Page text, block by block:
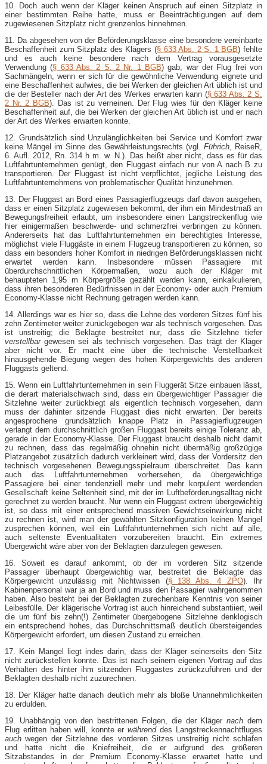
10. Doch auch wenn der Kläger keinen Anspruch auf einen Sitzplatz in
einer bestimmten Reihe hatte, muss er Beeinträchtigungen auf dem
zugewiesenen Sitzplatz nicht grenzenlos hinnehmen.
11. Da abgesehen von der Beförderungsklasse eine besondere vereinbarte
Beschaffenheit zum Sitzplatz des Klägers (§ 633 Abs. 2 S. 1 BGB) fehlte
und es auch keine besondere nach dem Vertrag vorausgesetzte
Verwendung (§ 633 Abs. 2 S. 2 Nr. 1 BGB) gab, war der Flug frei von
Sachmängeln, wenn er sich für die gewöhnliche Verwendung eignete und
eine Beschaffenheit aufwies, die bei Werken der gleichen Art üblich ist und
die der Besteller nach der Art des Werkes erwarten kann (§ 633 Abs. 2 S.
2 Nr. 2 BGB). Das ist zu verneinen. Der Flug wies für den Kläger keine
Beschaffenheit auf, die bei Werken der gleichen Art üblich ist und er nach
der Art des Werkes erwarten konnte.
12. Grundsätzlich sind Unzulänglichkeiten bei Service und Komfort zwar
keine Mängel im Sinne des Gewährleistungsrechts (vgl. Führich, ReiseR,
6. Aufl. 2012, Rn. 314 h m. w. N.). Das heißt aber nicht, dass es für das
Luftfahrtunternehmen genügt, den Fluggast einfach nur von A nach B zu
transportieren. Der Fluggast ist nicht verpflichtet, jegliche Leistung des
Luftfahrtunternehmens von problematischer Qualität hinzunehmen.
13. Der Fluggast an Bord eines Passagierflugzeugs darf davon ausgehen,
dass er einen Sitzplatz zugewiesen bekommt, der ihm ein Mindestmaß an
Bewegungsfreiheit erlaubt, um insbesondere einen Langstreckenflug wie
hier einigermaßen beschwerde- und schmerzfrei verbringen zu können.
Andererseits hat das Luftfahrtunternehmen ein berechtigtes Interesse,
möglichst viele Fluggäste in einem Flugzeug transportieren zu können, so
dass ein besonders hoher Komfort in niedrigen Beförderungsklassen nicht
erwartet werden kann. Insbesondere müssen Passagiere mit
überdurchschnittlichen Körpermaßen, wozu auch der Kläger mit
behaupteten 1,95 m Körpergröße gezählt werden kann, einkalkulieren,
dass ihren besonderen Bedürfnissen in der Economy- oder auch Premium
Economy-​Klasse nicht Rechnung getragen werden kann.
14. Allerdings war es hier so, dass die Lehne des vorderen Sitzes fünf bis
zehn Zentimeter weiter zurückgebogen war als technisch vorgesehen. Das
ist unstreitig; die Beklagte bestreitet nur, dass die Sitzlehne tiefer
verstellbargewesen sei als technisch vorgesehen. Das trägt der Kläger
aber nicht vor. Er macht eine über die technische Verstellbarkeit
hinausgehende Biegung wegen des hohen Körpergewichts des anderen
Fluggasts geltend.
15. Wenn ein Luftfahrtunternehmen in sein Fluggerät Sitze einbauen lässt,
die derart materialschwach sind, dass ein übergewichtiger Passagier die
Sitzlehne weiter zurückbiegt als eigentlich technisch vorgesehen, dann
muss der dahinter sitzende Fluggast dies nicht erwarten. Der bereits
angesprochene grundsätzlich knappe Platz in Passagierflugzeugen
verlangt dem durchschnittlich großen Fluggast bereits einige Toleranz ab,
gerade in der Economy-​Klasse. Der Fluggast braucht deshalb nicht damit
zu rechnen, dass das regelmäßig ohnehin nicht übermäßig großzügige
Platzangebot zusätzlich dadurch verkleinert wird, dass der Vordersitz den
technisch vorgesehenen Bewegungsspielraum überschreitet. Das kann
auch das Luftfahrtunternehmen vorhersehen, da übergewichtige
Passagiere bei einer tendenziell mehr und mehr korpulent werdenden
Gesellschaft keine Seltenheit sind, mit der im Luftbeförderungsalltag nicht
gerechnet zu werden braucht. Nur wenn ein Fluggast extrem übergewichtig
ist, so dass mit einer entsprechend massiven Gewichtseinwirkung nicht
zu rechnen ist, wird man der gewählten Sitzkonfiguration keinen Mangel
zusprechen können, weil ein Luftfahrtunternehmen sich nicht auf alle,
auch seltenste Eventualitäten vorzubereiten braucht. Ein extremes
Übergewicht wäre aber von der Beklagten darzulegen gewesen.
16. Soweit es darauf ankommt, ob der im vorderen Sitz sitzende
Passagier überhaupt übergewichtig war, bestreitet die Beklagte das
Körpergewicht unzulässig mit Nichtwissen (§ 138 Abs. 4 ZPO). Ihr
Kabinenpersonal war ja an Bord und muss den Passagier wahrgenommen
haben. Also besteht bei der Beklagten zurechenbare Kenntnis von seiner
Leibesfülle. Der klägerische Vortrag ist auch hinreichend substantiiert, weil
die um fünf bis zehn(!) Zentimeter übergebogene Sitzlehne denklogisch
ein entsprechend hohes, das Durchschnittsmaß deutlich übersteigendes
Körpergewicht erfordert, um diesen Zustand zu erreichen.
17. Kein Mangel liegt indes darin, dass der Kläger seinerseits den Sitz
nicht zurückstellen konnte. Das ist nach seinem eigenen Vortrag auf das
Verhalten des hinter ihm sitzenden Fluggastes zurückzuführen und der
Beklagten deshalb nicht zuzurechnen.
18. Der Kläger hatte danach deutlich mehr als bloße Unannehmlichkeiten
zu erdulden.
19. Unabhängig von den bestrittenen Folgen, die der Klägernach dem
Flug erlitten haben will, konnte erwährenddes Langstreckennachtfluges
auch wegen der Sitzlehne des vorderen Sitzes unstreitig nicht schlafen
und hatte nicht die Kniefreiheit, die er aufgrund des größeren
Sitzabstandes in der Premium Economy-​Klasse erwartet hatte und